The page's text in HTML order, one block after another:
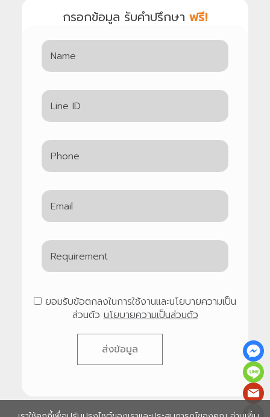
กรอกข้อมูล รับคำปรึกษา ฟรี!
ยอมรับข้อตกลงในการใช้งานและนโยบายความเป็น
ส่วนตัว นโยบายความเป็นส่วนตัว
ส่งข้อมูล